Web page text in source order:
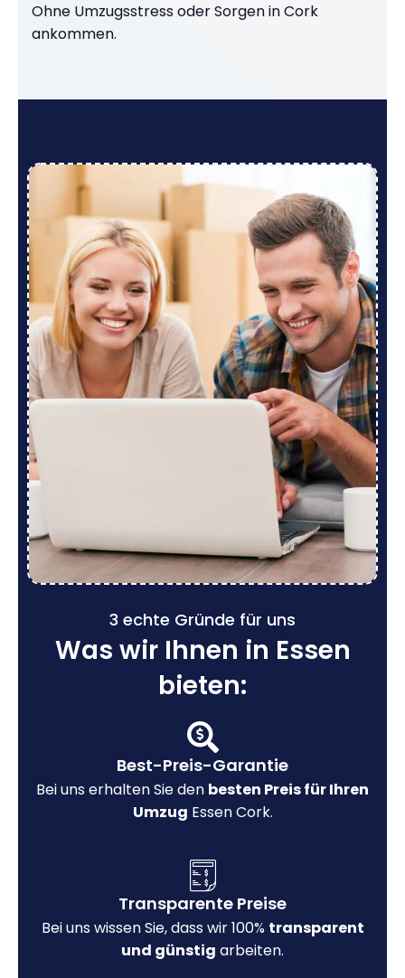
Ohne Umzugsstress oder Sorgen in Cork
ankommen.
3 echte Gründe für uns
Was wir Ihnen in Essen
bieten:
Best-Preis-Garantie
Bei uns erhalten Sie den besten Preis für Ihren
Umzug Essen Cork.
Transparente Preise
Bei uns wissen Sie, dass wir 100% transparent
und günstig arbeiten.